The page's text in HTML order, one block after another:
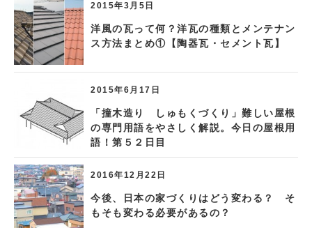
2015年3月5日
洋風の瓦って何？洋瓦の種類とメンテナン
ス方法まとめ①【陶器瓦・セメント瓦】
2015年6月17日
「撞木造り しゅもくづくり」難しい屋根
の専門用語をやさしく解説。今日の屋根用
語！第５２日目
2016年12月22日
今後、日本の家づくりはどう変わる？ そ
もそも変わる必要があるの？